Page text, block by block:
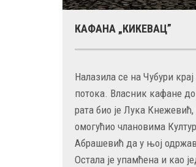
КАФАНА „КИКЕВАЦ”
Налазила се на Чубури
потока. Власник кафане
рата био је Лука Кнежевић,
омогућио члановима
Абрашевић да у њој
Остала је упамћена и као